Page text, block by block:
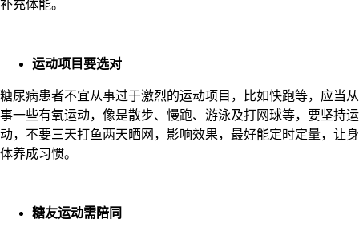
补充体能。
运动项目要选对
糖尿病患者不宜从事过于激烈的运动项目，比如快跑等，应当从
事一些有氧运动，像是散步、慢跑、游泳及打网球等，要坚持运
动，不要三天打鱼两天晒网，影响效果，最好能定时定量，让身
体养成习惯。
糖友运动需陪同